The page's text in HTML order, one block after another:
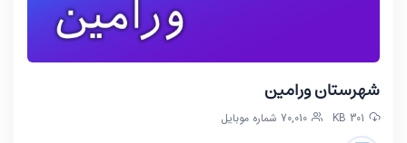
شهرستان ورامین
301 KB 70,010 شماره موبایل